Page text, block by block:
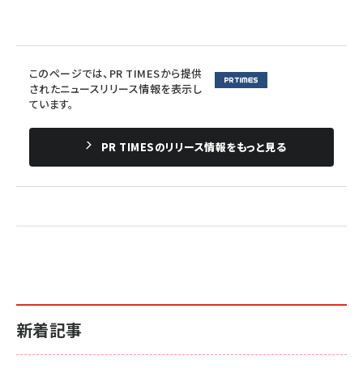
このページでは、PR TIMESから提供
されたニュースリリース情報を表示し
ています。
PR TIMESのリリース情報をもっと見る
新着記事